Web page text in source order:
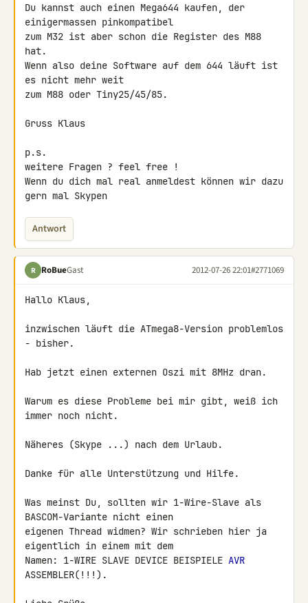
Du kannst auch einen Mega644 kaufen, der
einigermassen pinkompatibel
zum M32 ist aber schon die Register des M88
hat.
Wenn also deine Software auf dem 644 läuft ist
es nicht mehr weit
zum M88 oder Tiny25/45/85.
Gruss Klaus
p.s.
weitere Fragen ? feel free !
Wenn du dich mal real anmeldest können wir dazu
gern mal Skypen
Antwort
R RoBueGast 2012-07-26 22:01#2771069
Hallo Klaus,
inzwischen läuft die ATmega8-Version problemlos
- bisher.
Hab jetzt einen externen Oszi mit 8MHz dran.
Warum es diese Probleme bei mir gibt, weiß ich
immer noch nicht.
Näheres (Skype ...) nach dem Urlaub.
Danke für alle Unterstützung und Hilfe.
Was meinst Du, sollten wir 1-Wire-Slave als
BASCOM-Variante nicht einen
eigenen Thread widmen? Wir schrieben hier ja
eigentlich in einem mit dem
Namen: 1-WIRE SLAVE DEVICE BEISPIELE AVR
ASSEMBLER(!!!).